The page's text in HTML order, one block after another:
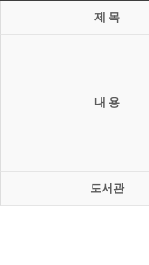
제 목
내 용
도서관